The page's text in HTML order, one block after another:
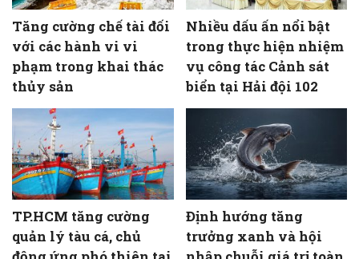
Tăng cường chế tài đối
với các hành vi vi
phạm trong khai thác
thủy sản
Nhiều dấu ấn nổi bật
trong thực hiện nhiệm
vụ công tác Cảnh sát
biển tại Hải đội 102
TP.HCM tăng cường
quản lý tàu cá, chủ
Định hướng tăng
trưởng xanh và hội